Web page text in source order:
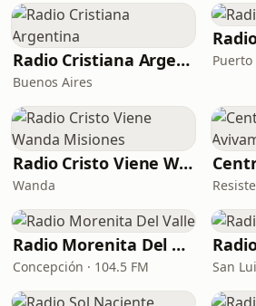
Radio Cristiana Argentina
Buenos Aires
Puerto
Radio Cristo Viene Wanda Misiones
Wanda
Radio Morenita Del Valle
Concepción · 104.5 FM San